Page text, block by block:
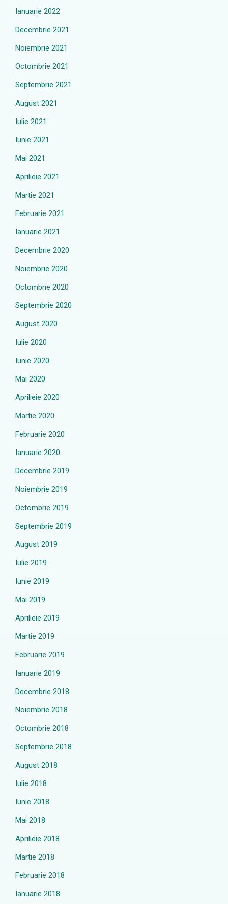
Ianuarie 2022
Decembrie 2021
Noiembrie 2021
Octombrie 2021
Septembrie 2021
August 2021
Iulie 2021
Iunie 2021
Mai 2021
Aprilieie 2021
Martie 2021
Februarie 2021
Ianuarie 2021
Decembrie 2020
Noiembrie 2020
Octombrie 2020
Septembrie 2020
August 2020
Iulie 2020
Iunie 2020
Mai 2020
Aprilieie 2020
Martie 2020
Februarie 2020
Ianuarie 2020
Decembrie 2019
Noiembrie 2019
Octombrie 2019
Septembrie 2019
August 2019
Iulie 2019
Iunie 2019
Mai 2019
Aprilieie 2019
Martie 2019
Februarie 2019
Ianuarie 2019
Decembrie 2018
Noiembrie 2018
Octombrie 2018
Septembrie 2018
August 2018
Iulie 2018
Iunie 2018
Mai 2018
Aprilieie 2018
Martie 2018
Februarie 2018
Ianuarie 2018